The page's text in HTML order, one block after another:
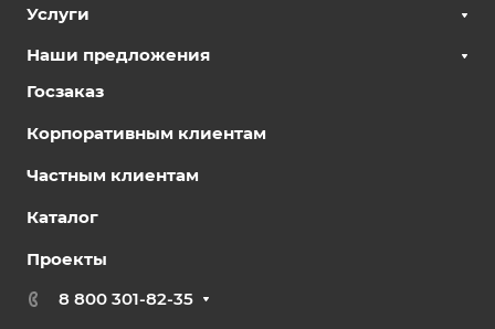
Услуги
Наши предложения
Госзаказ
Корпоративным клиентам
Частным клиентам
Каталог
Проекты
8 800 301-82-35